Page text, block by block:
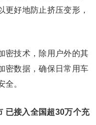
更好地防止挤压变形，
密技术，除用户外的其
密数据，确保日常用车
全。
已接入全国超30万个充